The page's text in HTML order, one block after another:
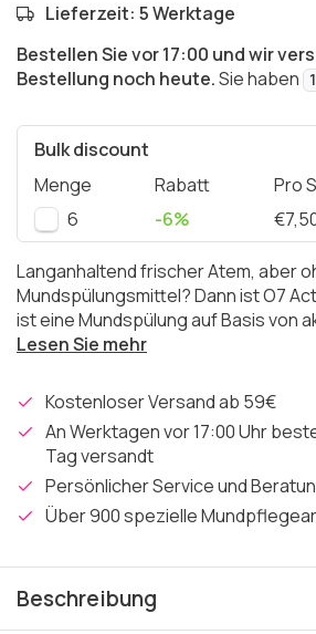
Lieferzeit: 5 Werktage
Bestellen Sie vor 17:00 und wir
Bestellung noch heute.Sie haben
Bulk discount
Menge
Rabatt
Pro
6
-6%
Langanhaltend frischer Atem, aber
Mundspülungsmittel? Dann ist O7
ist eine Mundspülung auf Basis von
Lesen Sie mehr
Kostenloser Versand ab 59€
An Werktagen vor 17:00 Uhr
Tag versandt
Persönlicher Service und
Über 900 spezielle
Beschreibung